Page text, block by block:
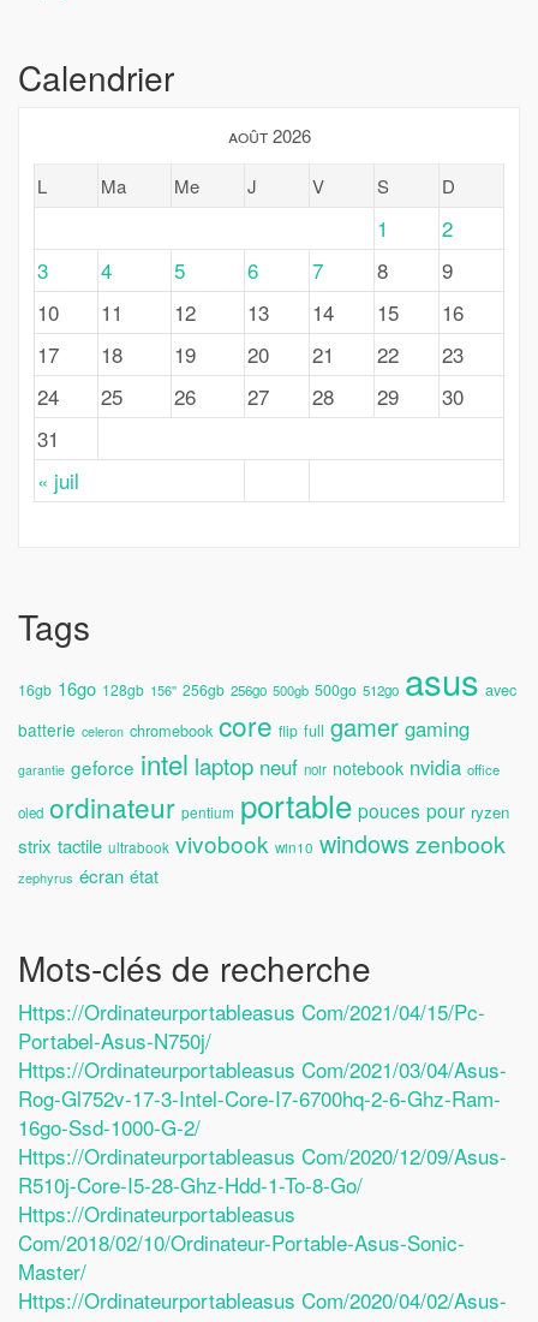
Calendrier
août 2026
L
Ma Me J V S D
« juil
1
2
3
4 5 6 7 8
9
10
11 12 13 14 15
16
17
18 19 20 21 22
23
24
25 26 27 28 29
30
31
Tags
16gb 16go 128gb 156'' 256gb 256go 500gb 500go 512go asus avec
batterie celeron chromebook core flip full gamer gaming
garantie geforce intel laptop neuf noir notebook nvidia office
oled ordinateur pentium portable pouces pour ryzen
strix tactile ultrabook vivobook win10 windows zenbook
zephyrus écran état
Mots-clés de recherche
Https://ordinateurportableasus Com/2021/04/15/pc-
Portabel-Asus-N750j/
Https://ordinateurportableasus Com/2021/03/04/asus-
Rog-Gl752v-17-3-Intel-Core-I7-6700hq-2-6-Ghz-Ram-
16go-Ssd-1000-G-2/
Https://ordinateurportableasus Com/2020/12/09/asus-
R510j-Core-I5-28-Ghz-Hdd-1-To-8-Go/
Https://ordinateurportableasus
Com/2018/02/10/ordinateur-Portable-Asus-Sonic-
Master/
Https://ordinateurportableasus Com/2020/04/02/asus-